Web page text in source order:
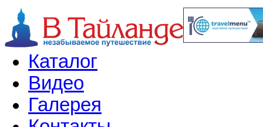
Каталог
Видео
Галерея